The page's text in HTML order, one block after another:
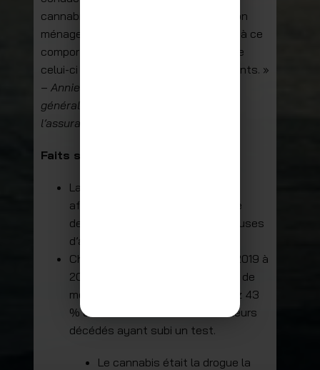
cannabis et la conduite ne font pas bon
ménage, puisque les risques associés à ce
comportement sont très grands et que
celui-ci peut mener à de graves accidents. »
– Annie Lafond, présidente-directrice
générale par intérim de la Société de
l’assurance automobile du Québec
Faits saillants :
La conduite avec les facultés
affaiblies par l’alcool ou la drogue
demeure l’une des principales causes
d’accidents au Québec.
Chaque année, en moyenne, de 2019 à
2023, la présence de drogues ou de
médicaments a été décelée chez 43
% des conductrices et conducteurs
décédés ayant subi un test.
Le cannabis était la drogue la